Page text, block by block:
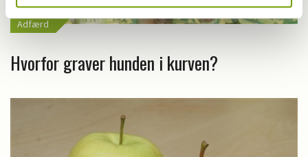
Adfærd
Hvorfor graver hunden i kurven?